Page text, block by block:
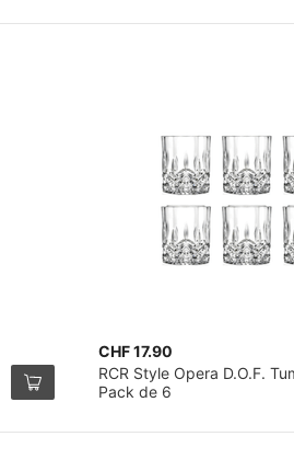
CHF 17.90
RCR Style Opera D.O.F.
Pack de 6